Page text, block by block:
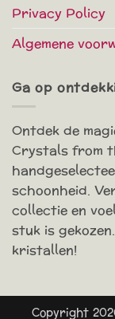
Privacy Policy
Algemene
Ga op
Ontdek de
Crystals from
schoonheid.
collectie en
stuk is
kristallen!
Copyright